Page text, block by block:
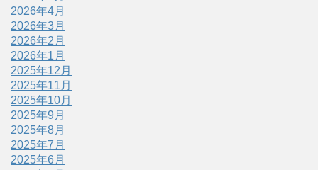
2026年4月
2026年3月
2026年2月
2026年1月
2025年12月
2025年11月
2025年10月
2025年9月
2025年8月
2025年7月
2025年6月